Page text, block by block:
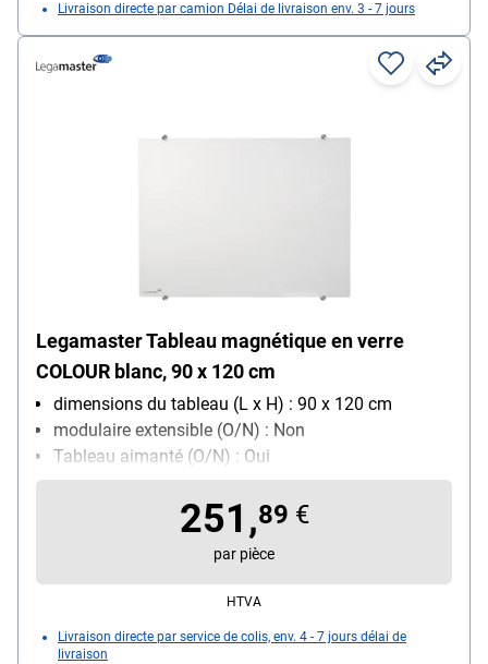
Livraison directe par camion Délai de livraison env. 3 - 7 jours
Legamaster Tableau magnétique en verre
COLOUR blanc, 90 x 120 cm
dimensions du tableau (L x H) : 90 x 120 cm
modulaire extensible (O/N) : Non
Tableau aimanté (O/N) : Oui
Avec porte-marqueurs : Non
251,89 €
par pièce
HTVA
Livraison directe par service de colis, env. 4 - 7 jours délai de
livraison